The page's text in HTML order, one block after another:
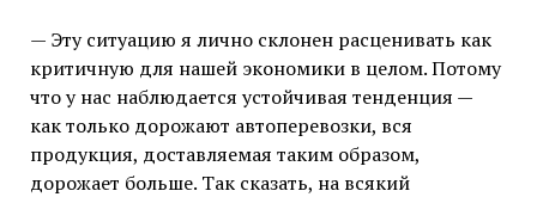
— Эту ситуацию я лично склонен расценивать как
критичную для нашей экономики в целом. Потому
что у нас наблюдается устойчивая тенденция —
как только дорожают автоперевозки, вся
продукция, доставляемая таким образом,
дорожает больше. Так сказать, на всякий